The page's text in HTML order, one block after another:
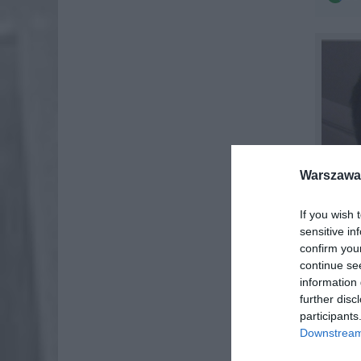
If you wish
sensitive
confirm
continue
information
further